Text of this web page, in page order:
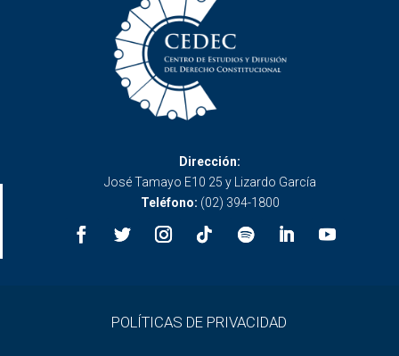
Dirección:
José Tamayo E10 25 y Lizardo García
Teléfono: (02) 394-1800
POLÍTICAS DE PRIVACIDAD